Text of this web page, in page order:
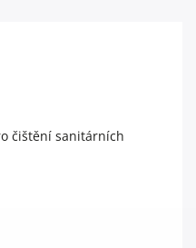
čištění sanitárních